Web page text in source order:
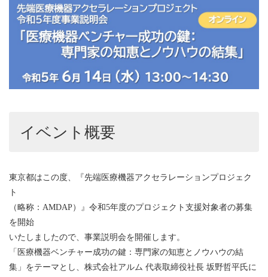
イベント概要
東京都はこの度、『先端医療機器アクセラレーションプロジェク
ト
（略称：AMDAP）』令和5年度のプロジェクト支援対象者の募集
を開始
いたしましたので、事業説明会を開催します。
「医療機器ベンチャー成功の鍵：専門家の知恵とノウハウの結
集」をテーマとし、株式会社アルム 代表取締役社長 坂野哲平氏に